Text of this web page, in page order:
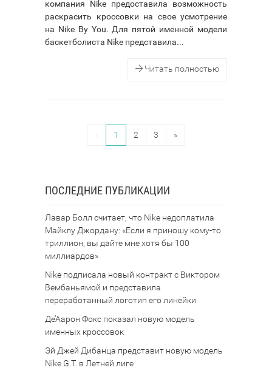
компания Nike предоставила возможность
раскрасить кроссовки на свое усмотрение
на Nike By You. Для пятой именной модели
баскетболиста Nike представила...
Читать полностью
1 2 3 »
ПОСЛЕДНИЕ ПУБЛИКАЦИИ
Лавар Болл считает, что Nike недоплатила
Майклу Джордану: «Если я приношу кому-то
триллион, вы дайте мне хотя бы 100
миллиардов»
Nike подписала новый контракт с Виктором
Вембаньямой и представила
переработанный логотип его линейки
Де’Аарон Фокс показал новую модель
именных кроссовок
Эй Джей Дибанца представит новую модель
Nike G.T. в Летней лиге